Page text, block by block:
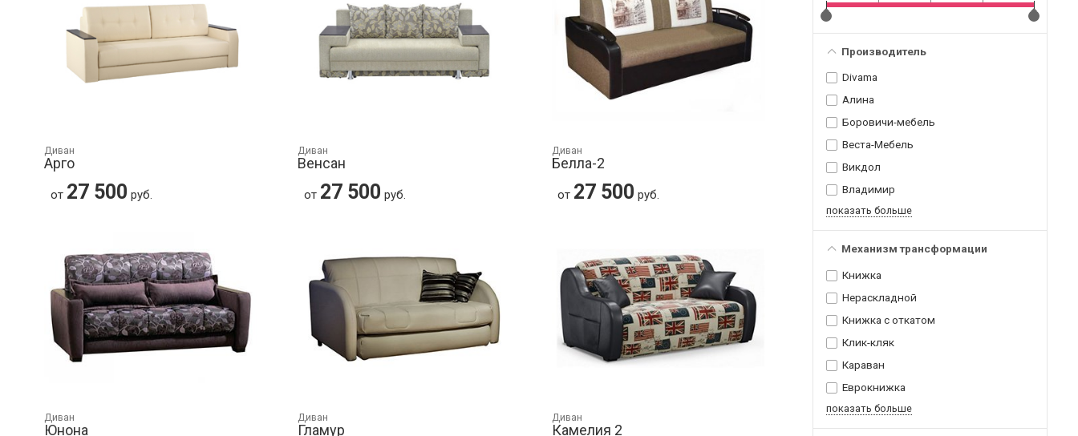
Производитель
Divama
Алина
Боровичи-мебель
Веста-Мебель
Викдол
Владимир
показать больше
Механизм трансформации
Книжка
Нераскладной
Книжка с откатом
Клик-кляк
Караван
Еврокнижка
показать больше
Диван
Арго
от 27 500 руб.
Диван
Венсан
от 27 500 руб.
Диван
Белла-2
от 27 500 руб.
Диван
Юнона
Диван
Гламур
Диван
Камелия 2